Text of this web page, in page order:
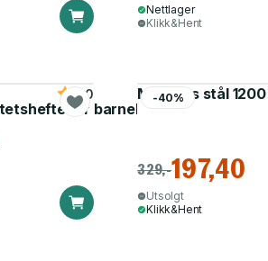
Nettlager
Klikk&Hent
for barnehagen
5.0 -40%
Matboks stål 1200
329,-197,40
Utsolgt
Klikk&Hent